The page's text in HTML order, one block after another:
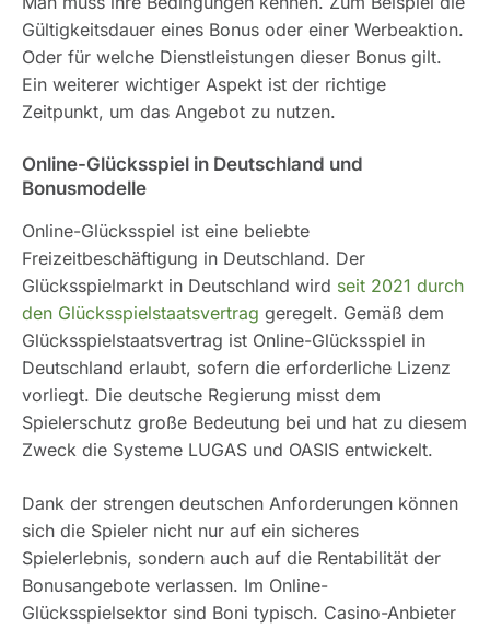
Gültigkeitsdauer eines Bonus oder einer Werbeaktion.
Oder für welche Dienstleistungen dieser Bonus gilt.
Ein weiterer wichtiger Aspekt ist der richtige
Zeitpunkt, um das Angebot zu nutzen.
Online-Glücksspiel in Deutschland und
Bonusmodelle
Online-Glücksspiel ist eine beliebte
Freizeitbeschäftigung in Deutschland. Der
Glücksspielmarkt in Deutschland wird seit 2021 durch
den Glücksspielstaatsvertrag geregelt. Gemäß dem
Glücksspielstaatsvertrag ist Online-Glücksspiel in
Deutschland erlaubt, sofern die erforderliche Lizenz
vorliegt. Die deutsche Regierung misst dem
Spielerschutz große Bedeutung bei und hat zu diesem
Zweck die Systeme LUGAS und OASIS entwickelt.
Dank der strengen deutschen Anforderungen können
sich die Spieler nicht nur auf ein sicheres
Spielerlebnis, sondern auch auf die Rentabilität der
Bonusangebote verlassen. Im Online-
Glücksspielsektor sind Boni typisch. Casino-Anbieter